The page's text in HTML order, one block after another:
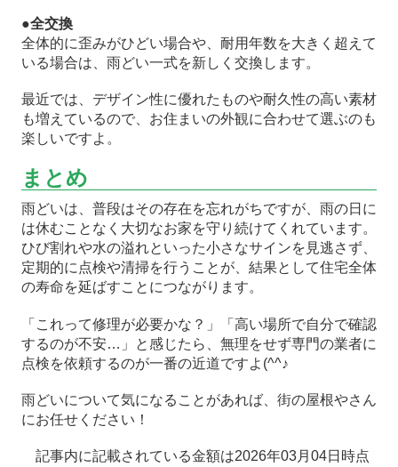
●全交換
全体的に歪みがひどい場合や、耐用年数を大きく超えて
いる場合は、雨どい一式を新しく交換します。
最近では、デザイン性に優れたものや耐久性の高い素材
も増えているので、お住まいの外観に合わせて選ぶのも
楽しいですよ。
まとめ
雨どいは、普段はその存在を忘れがちですが、雨の日に
は休むことなく大切なお家を守り続けてくれています。
ひび割れや水の溢れといった小さなサインを見逃さず、
定期的に点検や清掃を行うことが、結果として住宅全体
の寿命を延ばすことにつながります。
「これって修理が必要かな？」「高い場所で自分で確認
するのが不安…」と感じたら、無理をせず専門の業者に
点検を依頼するのが一番の近道ですよ(^^♪
雨どいについて気になることがあれば、街の屋根やさん
にお任せください！
記事内に記載されている金額は2026年03月04日時点